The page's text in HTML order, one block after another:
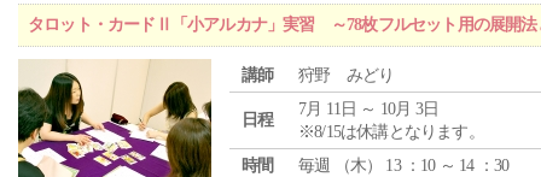
タロット・カードⅡ「小アルカナ」実習 ～78枚フルセット用の展開法
講師 狩野 みどり
日程
7月 11日 ～ 10月 3日
※8/15は休講となります。
時間
毎週 （木） 13 ：10 ～ 14 ：30